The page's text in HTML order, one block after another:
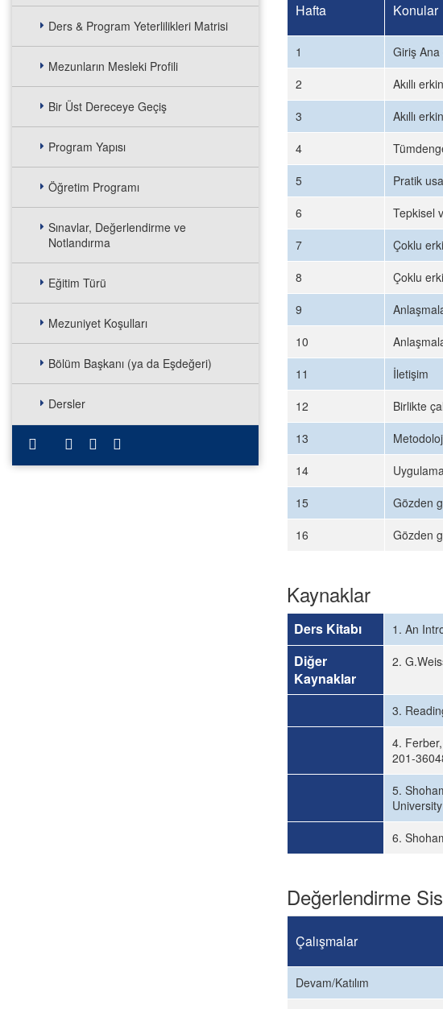
Ders & Program Yeterlilikleri Matrisi
Mezunların Mesleki Profili
Bir Üst Dereceye Geçiş
Program Yapısı
Öğretim Programı
Sınavlar, Değerlendirme ve
Notlandırma
Eğitim Türü
Mezuniyet Koşulları
Bölüm Başkanı (ya da Eşdeğeri)
Dersler
Hafta Konular
1 Giriş Ana
2
Akıllı
3
Akıllı
4
5
Pratik
6
Tepkisel
7
Çoklu
8
Çoklu
9
10
11
İletişim
12
Birlikte
13
14
15
Gözden
16
Gözden
Kaynaklar
Ders Kitabı 1. An
Diğer
Kaynaklar
2.
3.
4.
201-
5.
6.
Değerlendirme
Çalışmalar
Devam/Katılım